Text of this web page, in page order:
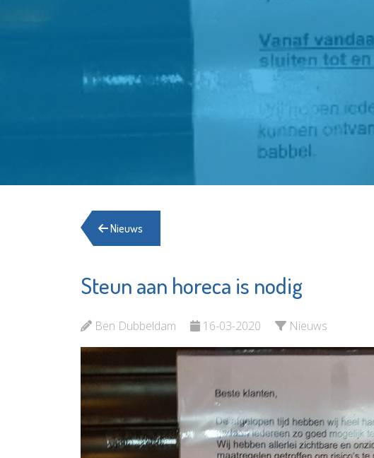
Nieuws
Steun aan horeca is nodig
Ben Dubbeldam 16-03-2020 Nieuws
Matrice
Bekijk de pagina
Museum
Vlaardingen
Bekijk de pagina